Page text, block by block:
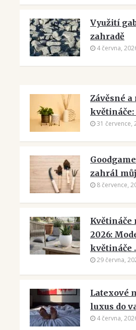
Využití
zahradě
4 června,
Závěsné
31 července,
zahrál
8 července,
Květináče
2026:
květináče
29 června,
Latexové
luxus do
4 června,